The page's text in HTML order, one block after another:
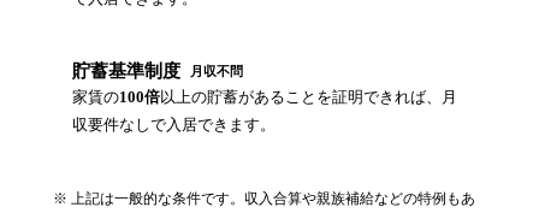
貯蓄基準制度 月収不問
家賃の100倍以上の貯蓄があることを証明できれば、月
収要件なしで入居できます。
※ 上記は一般的な条件です。収入合算や親族補給などの特例もあ